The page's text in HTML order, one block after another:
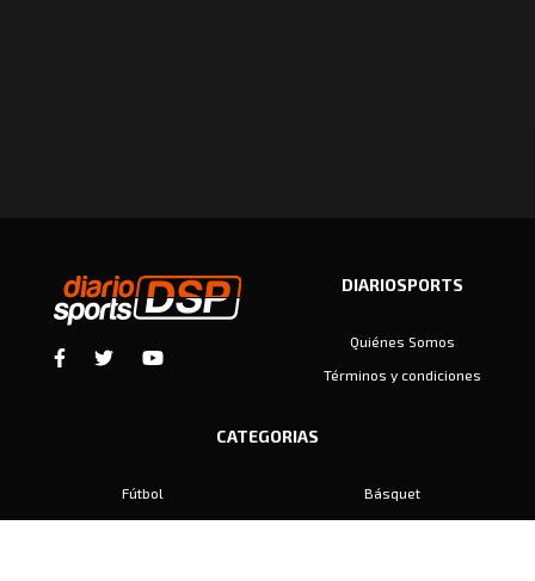
DIARIOSPORTS
Quiénes Somos
Términos y condiciones
CATEGORIAS
Fútbol
Básquet